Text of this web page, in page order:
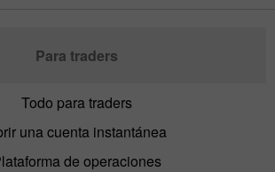
Para traders
Todo para traders
una cuenta instantánea
de operaciones